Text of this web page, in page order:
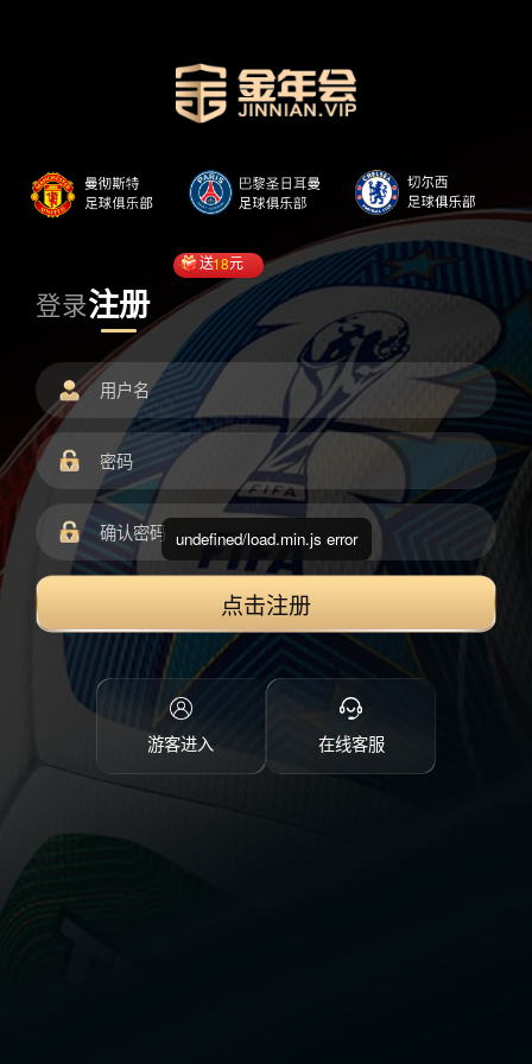
登录注册
送18元
点击注册
游客进入 在线客服
undefined/load.min.js error